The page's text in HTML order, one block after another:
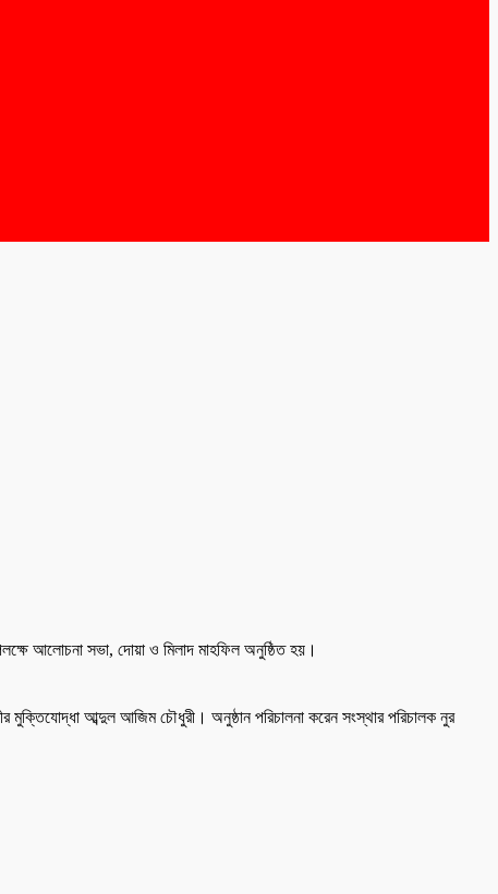
আলোচনা সভা, দোয়া ও মিলাদ মাহফিল অনুষ্ঠিত হয়।
মুক্তিযোদ্ধা আব্দুল আজিম চৌধুরী। অনুষ্ঠান পরিচালনা করেন সংস্থার পরিচালক নুর